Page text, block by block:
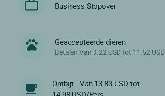
Business Stopover
Geaccepteerde dieren
Betalen Van 9.22 USD tot 11.52 USD
Ontbijt - Van 13.83 USD tot